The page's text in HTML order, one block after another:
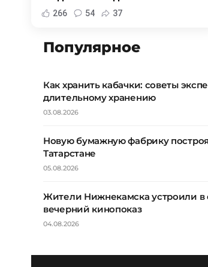
266 54 37
Популярное
Как хранить кабачки: советы
длительному хранению
03.08.2026
Новую бумажную фабрику
Татарстане
05.08.2026
Жители Нижнекамска устроили в
вечерний кинопоказ
04.08.2026